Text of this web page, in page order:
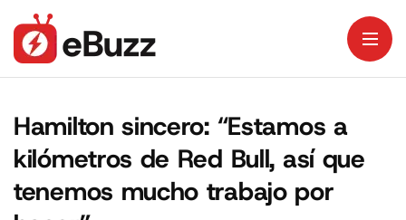
Hamilton sincero: “Estamos a
kilómetros de Red Bull, así que
tenemos mucho trabajo por